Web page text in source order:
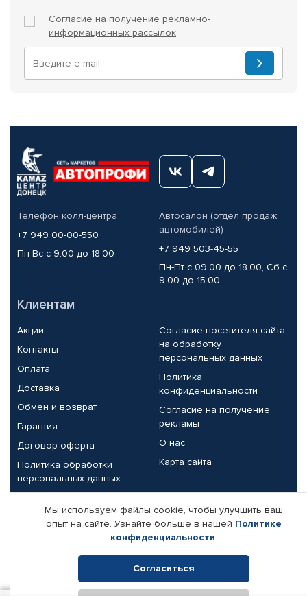
Согласие на получение рекламно-
информационных рассылок
Телефон колл-центра
+7 949 00-00-550
Пн-Вс с 9.00 до 18.00
Автосалон (отдел продаж
автомобилей)
+7 949 503-45-55
Пн-Пт с 09.00 до 18.00, Сб с
9.00 до 15.00
Клиентам
Акции
Контакты
Оплата
Доставка
Обмен и возврат
Гарантия
Договор-оферта
Политика обработки
персональных данных
Согласие посетителя сайта
на обработку
персональных данных
Политика
конфиденциальности
Согласие на получение
рекламы
О нас
Карта сайта
Партнерам
Корпоративным клиентам
Поставщикам
Реквизиты компании
Мы используем файлы cookie, чтобы улучшить ваш
опыт на сайте. Узнайте больше в нашей Политике
конфиденциальности.
Согласиться